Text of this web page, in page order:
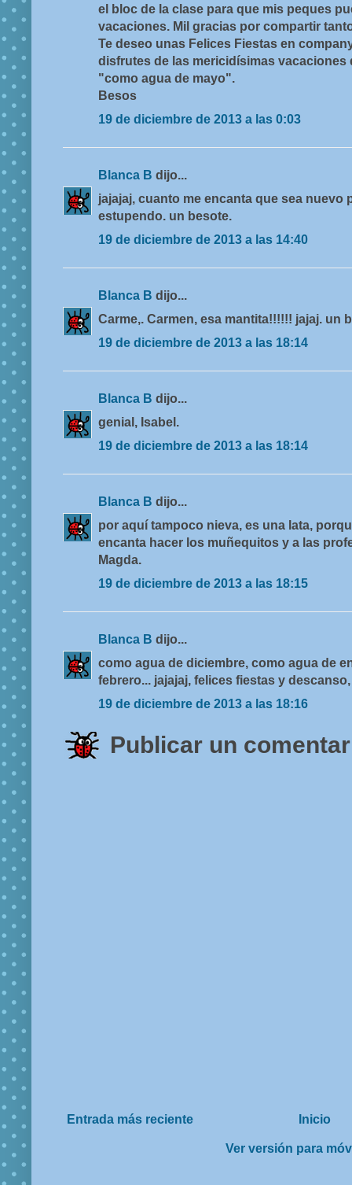
el bloc de la clase para que mis peques
vacaciones. Mil gracias por compartir
Te deseo unas Felices Fiestas en
disfrutes de las mericidísimas vacaciones
"como agua de mayo".
Besos
19 de diciembre de 2013 a las 0:03
Blanca B dijo...
jajajaj, cuanto me encanta que sea nuevo
estupendo. un besote.
19 de diciembre de 2013 a las 14:40
Blanca B dijo...
Carme,. Carmen, esa mantita!!!!!! jajaj. un
19 de diciembre de 2013 a las 18:14
Blanca B dijo...
genial, Isabel.
19 de diciembre de 2013 a las 18:14
Blanca B dijo...
por aquí tampoco nieva, es una lata,
encanta hacer los muñequitos y a las
Magda.
19 de diciembre de 2013 a las 18:15
Blanca B dijo...
como agua de diciembre, como agua de
febrero... jajajaj, felices fiestas y
19 de diciembre de 2013 a las 18:16
Publicar un
Entrada más reciente Inicio
Ver versión para